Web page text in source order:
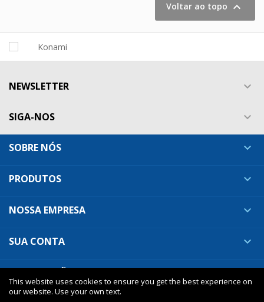
Voltar ao topo 
NEWSLETTER 
SIGA-NOS 
SOBRE NÓS 
PRODUTOS 
NOSSA EMPRESA 
SUA CONTA 
This website uses cookies to ensure you get the best experience on
our website. Use your own text.